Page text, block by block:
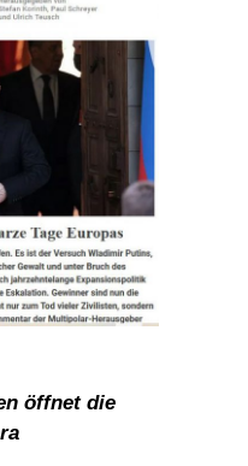
öffnet die